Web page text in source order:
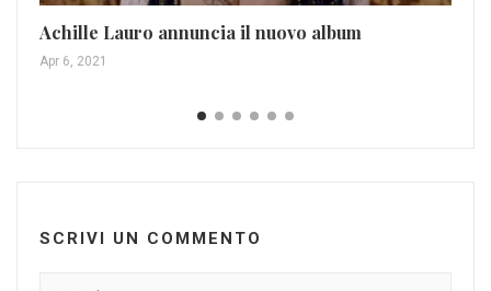
Achille Lauro annuncia il nuovo album
Apr 6, 2021
SCRIVI UN COMMENTO